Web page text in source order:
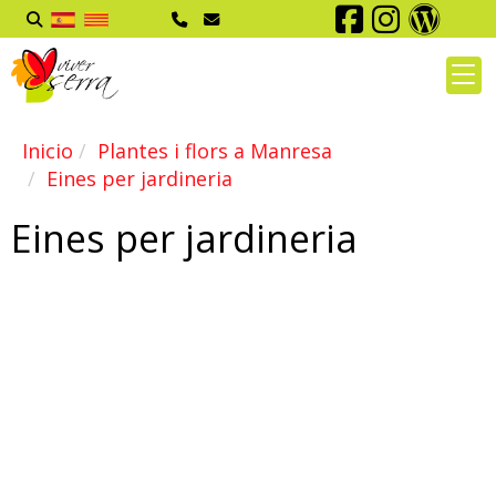
Inicio
Plantes i flors a Manresa
Eines per jardineria
Eines per jardineria